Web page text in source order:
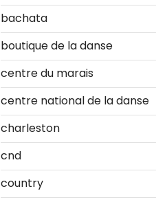
bachata
boutique de la danse
centre du marais
centre national de la danse
charleston
cnd
country